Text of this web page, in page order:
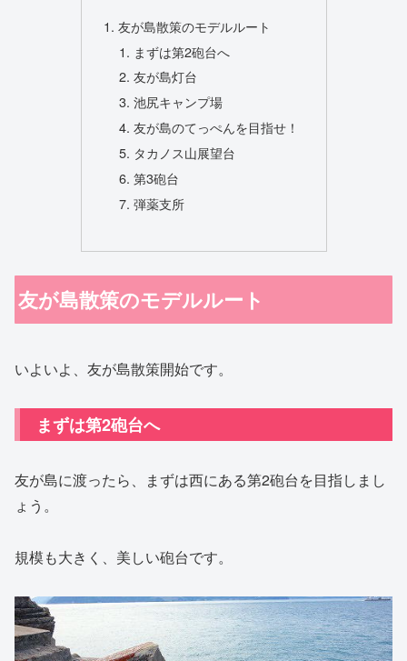
友が島散策のモデルルート
まずは第2砲台へ
友が島灯台
池尻キャンプ場
友が島のてっぺんを目指せ！
タカノス山展望台
第3砲台
弾薬支所
友が島散策のモデルルート
いよいよ、友が島散策開始です。
まずは第2砲台へ
友が島に渡ったら、まずは西にある第2砲台を目指しまし
ょう。
規模も大きく、美しい砲台です。